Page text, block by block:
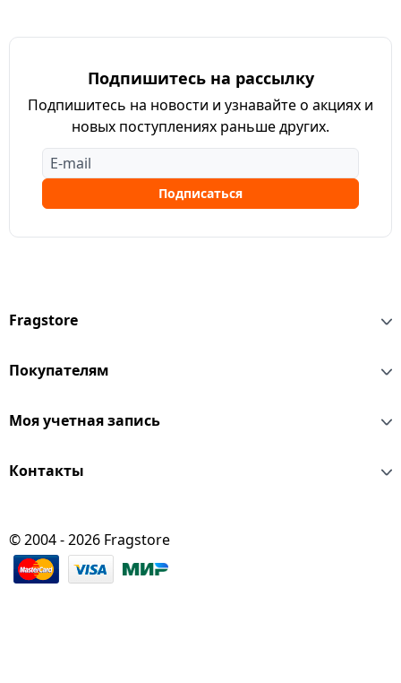
Подпишитесь на рассылку
Подпишитесь на новости и узнавайте о акциях и
новых поступлениях раньше других.
Подписаться
Fragstore
Покупателям
Моя учетная запись
Контакты
© 2004 - 2026 Fragstore